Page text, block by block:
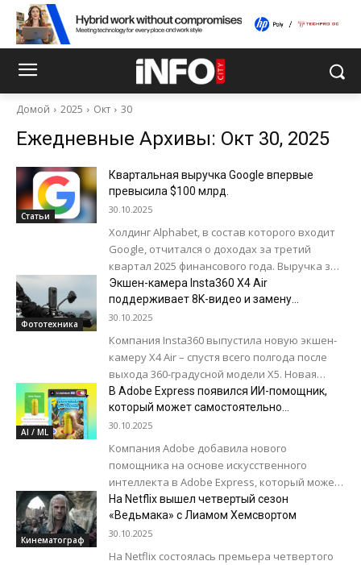
Домой 2025 Окт 30
Ежедневные Архивы: Окт 30, 2025
Статьи
Квартальная выручка Google впервые
превысила $100 млрд.
30.10.2025
Холдинг Alphabet, в состав которого входит
Google, отчитался о доходах за третий
квартал 2025 финансового года. Выручка за
отчетный период составила $102,3 млрд. –...
Фототехника
Экшен-камера Insta360 X4 Air
поддерживает 8K-видео и замену
объективов
30.10.2025
Компания Insta360 выпустила новую экшен-
камеру X4 Air – спустя всего полгода после
выхода 360-градусной модели X5. Новая
камера компактная и легкая, она также, как...
AI / ML
В Adobe Express появился ИИ-помощник,
который может самостоятельно
редактировать проекты
30.10.2025
Компания Adobe добавила нового
помощника на основе искусственного
интеллекта в Adobe Express, который может
преображать пользовательские проекты на
основе простого текстового описания.
Новый инструмент...
Кинематограф
На Netflix вышел четвертый сезон
«Ведьмака» с Лиамом Хемсвортом
30.10.2025
На Netflix состоялась премьера четвертого